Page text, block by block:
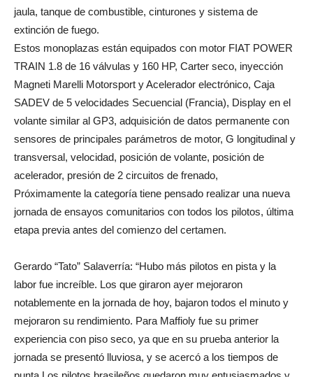
jaula, tanque de combustible, cinturones y sistema de
extinción de fuego.
Estos monoplazas están equipados con motor FIAT POWER
TRAIN 1.8 de 16 válvulas y 160 HP, Carter seco, inyección
Magneti Marelli Motorsport y Acelerador electrónico, Caja
SADEV de 5 velocidades Secuencial (Francia), Display en el
volante similar al GP3, adquisición de datos permanente con
sensores de principales parámetros de motor, G longitudinal y
transversal, velocidad, posición de volante, posición de
acelerador, presión de 2 circuitos de frenado,
Próximamente la categoría tiene pensado realizar una nueva
jornada de ensayos comunitarios con todos los pilotos, última
etapa previa antes del comienzo del certamen.
Gerardo “Tato” Salaverría: “Hubo más pilotos en pista y la
labor fue increíble. Los que giraron ayer mejoraron
notablemente en la jornada de hoy, bajaron todos el minuto y
mejoraron su rendimiento. Para Maffioly fue su primer
experiencia con piso seco, ya que en su prueba anterior la
jornada se presentó lluviosa, y se acercó a los tiempos de